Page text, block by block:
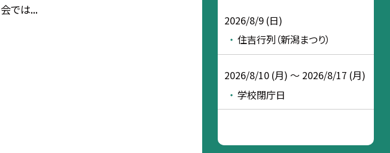
会では...
2026/8/9 (日)
住吉行列（新潟まつり）
2026/8/10 (月) ～ 2026/8/17 (月)
学校閉庁日